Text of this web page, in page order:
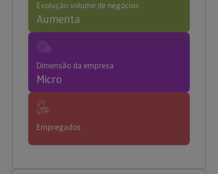
Evolução volume de negócios
Aumenta
Dimensão da empresa
Micro
Empregados